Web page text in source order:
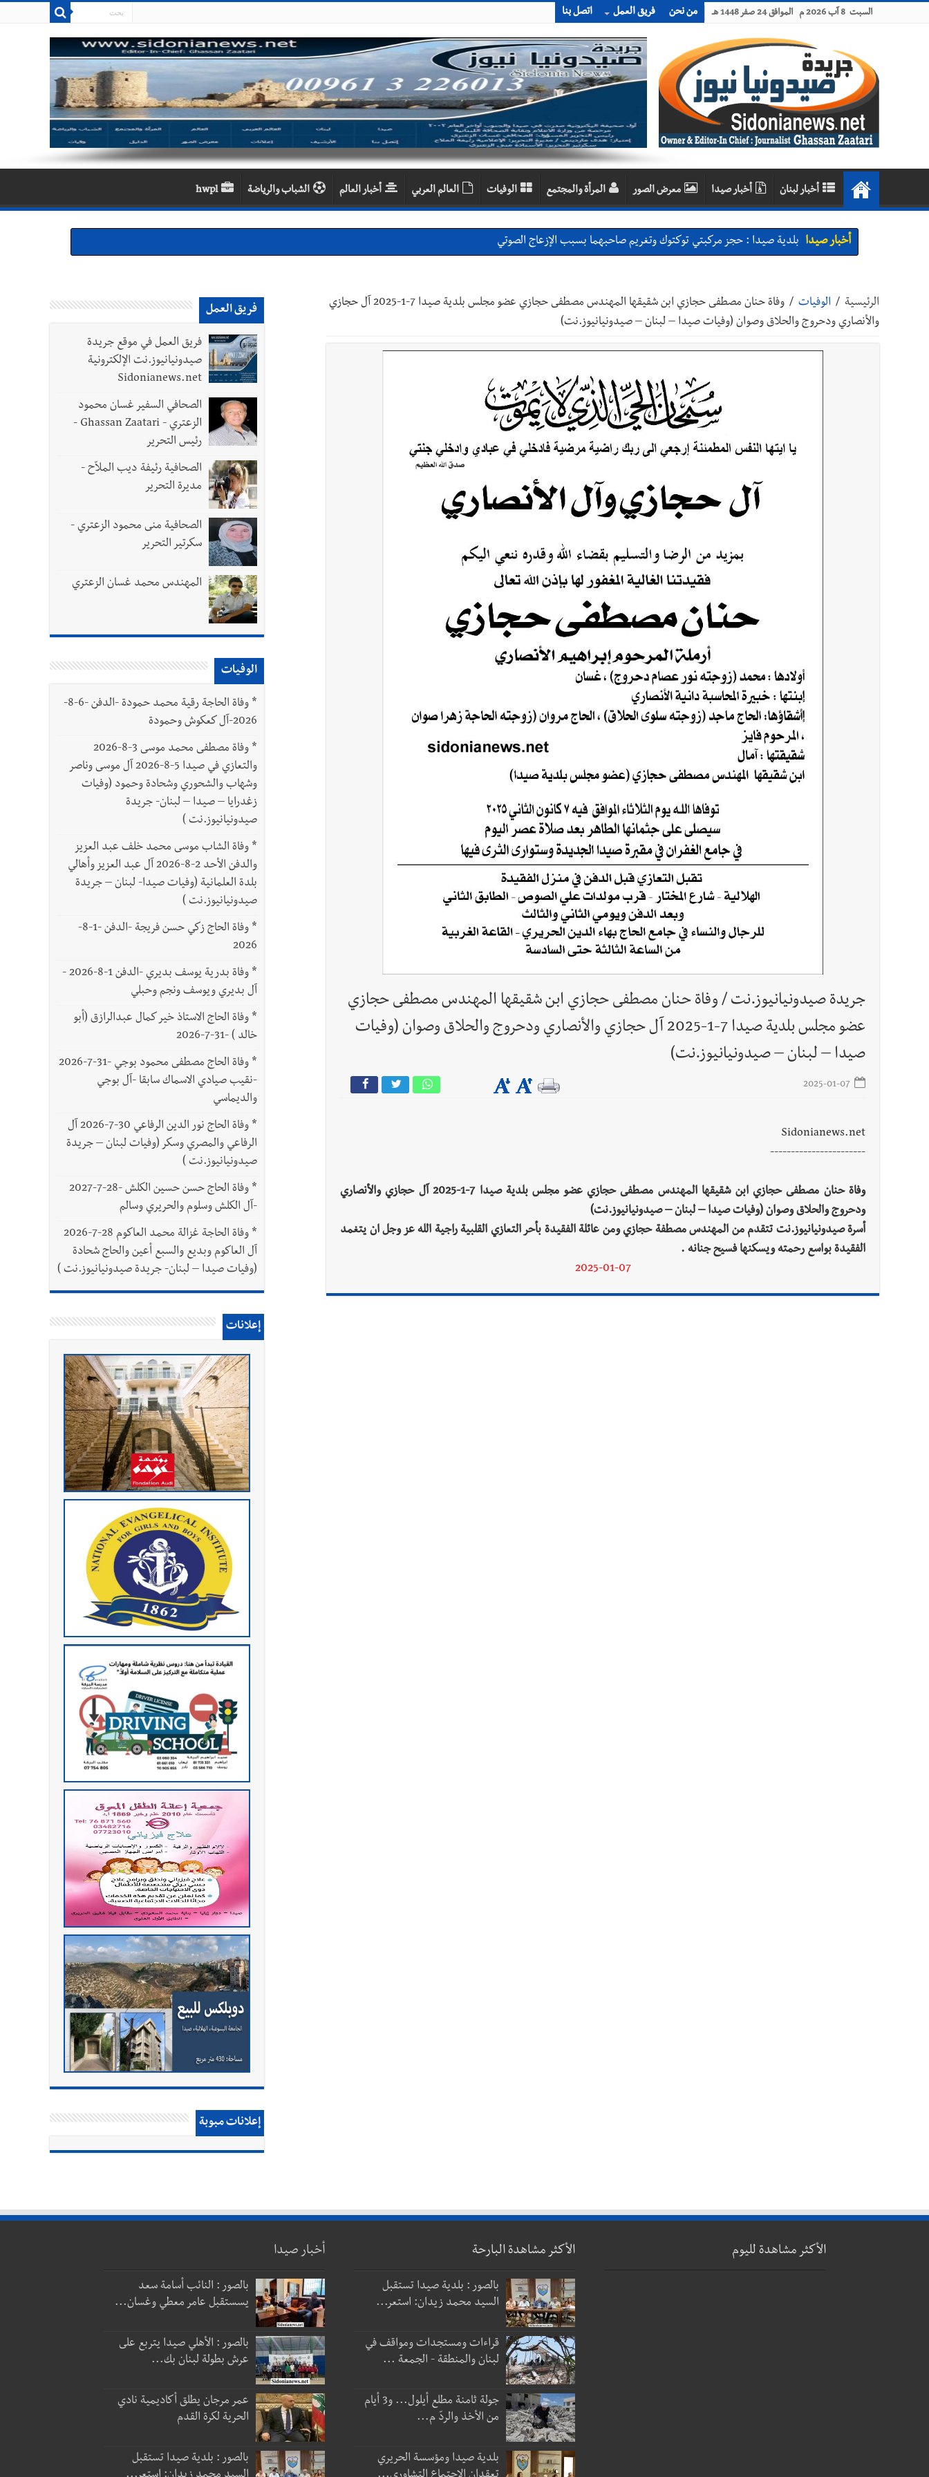
السبت 8 آب 2026 م الموافق 24 صفر 1448 هـ من نحن فريق العمل اتصل بنا
أخبار لبنان أخبار صيدا معرض الصور المرأة والمجتمع الوفيات العالم العربي أخبار العالم الشباب والرياضة hwpl
أخبار صيدا بلدية صيدا : حجز مركبتي توكتوك وتغريم صاحبهما بسبب الإزعاج الصوتي
أخبار صيدا
بلدية صيدا ومؤسسة الحريري تعقدان الاجتماع التشاوري الأول للمرصد الحضري
أخبار صيدا بالصور : بلدية صيدا تستقبل السيد محمد زيدان: استعراض شامل لمشاريع وتأكيدٌ على حماية القيمة التراثية للمدينة القديمة
أخبار صيدا عمر مرجان يطلق أكاديمية نادي الحرية لكرة القدم
قائد الجيش اللبناني العماد رودولف هيكل استقبل النائب أكرم شهيب الذي شدد على ضرورة التفاف جميع اللبنانيين حول الجيش في هذه المرحلة الدقيقة
مؤسسة مياه لبنان الجنوبي : جيش العدوالاسرائيلي يستهدف فرق المؤسسة أثناء عملهم في عيتا الجبل
بهية الحريري تقدم بإسم الرئيس سعد الحريري التعازي بوفاة الراحل ميشال معلولي
الجيش اللبناني : إصابة أحد العسكريين بجروح طفيفة نتيجة استهداف إسرائيلي معادٍ لجرافة للجيش في بلدة المنصوري - صور
مسيّرة أسرائيلية القت قنبلة صوتية باتجاه جرافة للجيش اللبناني خلال عملها في المنصوري ومعلومات أولية عن اصابة أحد العسكريين
الرئيسية / الوفيات /
وفاة حنان مصطفى حجازي ابن شقيقها المهندس مصطفى حجازي عضو مجلس بلدية صيدا 7-1-2025 آل حجازي
والأنصاري ودحروج والحلاق وصوان (وفيات صيدا – لبنان – صيدونيانيوز.نت)
جريدة صيدونيانيوز.نت / وفاة حنان مصطفى حجازي ابن شقيقها المهندس مصطفى حجازي
عضو مجلس بلدية صيدا 7-1-2025 آل حجازي والأنصاري ودحروج والحلاق وصوان (وفيات
صيدا – لبنان – صيدونيانيوز.نت)
Sidonianews.net
-----------------------
وفاة حنان مصطفى حجازي ابن شقيقها المهندس مصطفى حجازي عضو مجلس بلدية صيدا 7-1-2025 آل حجازي والأنصاري
ودحروج والحلاق وصوان (وفيات صيدا – لبنان – صيدونيانيوز.نت)
أسرة صيدونيانيوز.نت تتقدم من المهندس مصطفة حجازي ومن عائلة الفقيدة بأحر التعازي القلبية راجية الله عز وجل ان يتغمد
الفقيدة بواسع رحمته ويسكنها فسيح جنانه .
2025-01-07
فريق العمل
فريق العمل في موقع جريدة
صيدونيانيوز.نت الإلكترونية
Sidonianews.net
الصحافي السفير غسان محمود
الزعتري - Ghassan Zaatari -
رئيس التحرير
الصحافية رئيفة ديب الملاّح -
مديرة التحرير
الصحافية منى محمود الزعتري -
سكرتير التحرير
المهندس محمد غسان الزعتري
الوفيات
*
وفاة الحاجة رقية محمد حمودة -الدفن -6-8-
2026-آل كعكوش وحمودة
*
وفاة مصطفى محمد موسى 3-8-2026
والتعازي في صيدا 5-8-2026 آل موسى وناصر
وشهاب والشحوري وشحادة وحمود (وفيات
زغدرايا – صيدا – لبنان- جريدة
صيدونيانيوز.نت )
* وفاة الشاب موسى محمد خلف عبد العزيز
والدفن الأحد 2-8-2026 آل عبد العزيز وأهالي
بلدة العلمانية (وفيات صيدا- لبنان – جريدة
صيدونيانيوز.نت )
*
وفاة الحاج زكي حسن فريجة -الدفن -1-8-
2026
*
وفاة بدرية يوسف بديري -الدفن 1-8-2026 -
آل بديري ويوسف ونجم وحبلي
* وفاة الحاج الاستاذ خير كمال عبدالرازق (أبو
خالد ) -31-7-2026
*
وفاة الحاج مصطفى محمود بوجي -31-7-2026
-نقيب صيادي الاسماك سابقا -آل بوجي
والديماسي
*
وفاة الحاج نور الدين الرفاعي 30-7-2026 آل
الرفاعي والمصري وسكر (وفيات لبنان – جريدة
صيدونيانيوز.نت )
*
وفاة الحاج حسن حسين الكلش -28-7-2027
-آل الكلش وسلوم والحريري وسالم
*
وفاة الحاجة غزالة محمد العاكوم 28-7-2026
آل العاكوم وبديع والسبع أعين والحاج شحادة
(وفيات صيدا – لبنان- جريدة صيدونيانيوز.نت )
إعلانات
إعلانات مبوبة
الأكثر مشاهدة لليوم الأكثر مشاهدة البارحة
بالصور : بلدية صيدا تستقبل
السيد محمد زيدان: استعر...
قراءات ومستجدات ومواقف في
لبنان والمنطقة - الجمعة ...
جولة ثامنة مطلع أيلول... و3 أيام
من الأخذ والردّ م...
بلدية صيدا ومؤسسة الحريري
أخبار صيدا
بالصور : النائب أسامة سعد
يسستقبل عامر معطي وغسان...
بالصور : الأهلي صيدا يتربع على
عرش بطولة لبنان بك...
عمر مرجان يطلق أكاديمية نادي
الحرية لكرة القدم
بالصور : بلدية صيدا تستقبل